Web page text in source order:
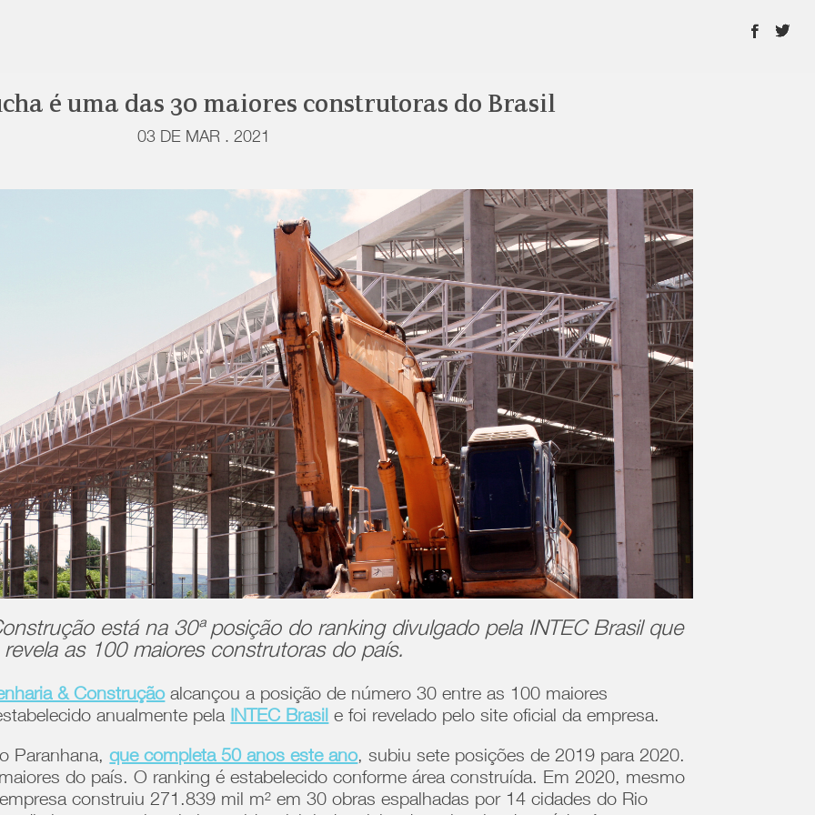
é uma das 30 maiores construtoras do Brasil
03 DE MAR . 2021
está na 30ª posição do ranking divulgado pela INTEC Brasil que
revela as 100 maiores construtoras do país.
& Construçãoalcançou a posição de número 30 entre as 100 maiores
anualmente pela INTEC Brasil e foi revelado pelo site oficial da empresa.
Paranhana,que completa 50 anos este ano, subiu sete posições de 2019 para 2020.
do país. O ranking é estabelecido conforme área construída. Em 2020, mesmo
construiu 271.839 mil m² em 30 obras espalhadas por 14 cidades do Rio